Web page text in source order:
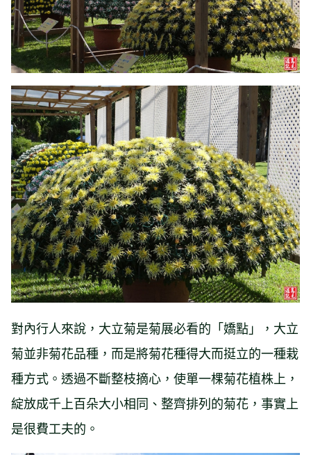
對內行人來說，大立菊是菊展必看的「嬌點」，大立
菊並非菊花品種，而是將菊花種得大而挺立的一種栽
種方式。透過不斷整枝摘心，使單一棵菊花植株上，
綻放成千上百朵大小相同、整齊排列的菊花，事實上
是很費工夫的。